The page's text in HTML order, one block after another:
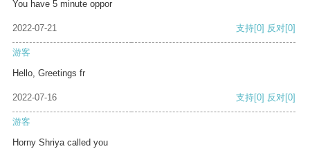
You have 5 minute oppor
2022-07-21 支持[0] 反对[0]
游客
Hello, Greetings fr
2022-07-16 支持[0] 反对[0]
游客
Horny Shriya called you